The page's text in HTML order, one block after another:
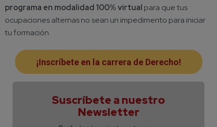
programa en modalidad 100% virtual para que tus
ocupaciones alternas no sean un impedimento para iniciar
tu formación.
¡Inscríbete en la carrera de Derecho!